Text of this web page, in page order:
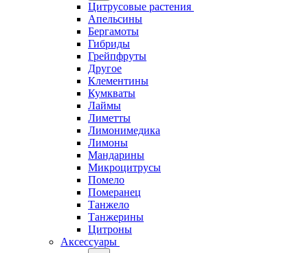
Цитрусовые растения
Апельсины
Бергамоты
Гибриды
Грейпфруты
Другое
Клементины
Кумкваты
Лаймы
Лиметты
Лимонимедика
Лимоны
Мандарины
Микроцитрусы
Помело
Померанец
Танжело
Танжерины
Цитроны
Аксессуары